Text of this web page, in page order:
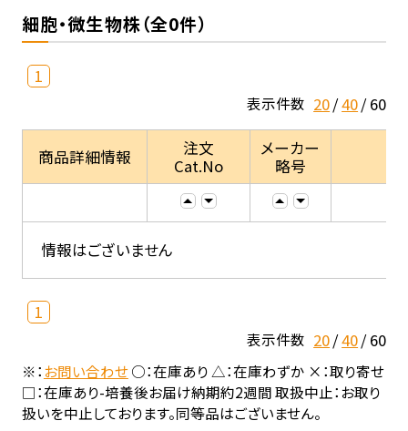
細胞・微生物株（全0件）
1
表示件数 20 40 60
商品詳細情報
注文
Cat.No
メーカー
略号
情報はございません
1
表示件数 20 40 60
※：お問い合わせ○：在庫あり △：在庫わずか ×：取り寄せ
□：在庫あり-培養後お届け納期約2週間 取扱中止：お取り
扱いを中止しております。同等品はございません。